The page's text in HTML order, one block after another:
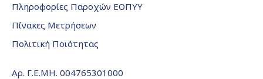
Πληροφορίες Παροχών ΕΟΠΥΥ
Πίνακες Μετρήσεων
Πολιτική Ποιότητας
Αρ. Γ.Ε.ΜΗ. 004765301000